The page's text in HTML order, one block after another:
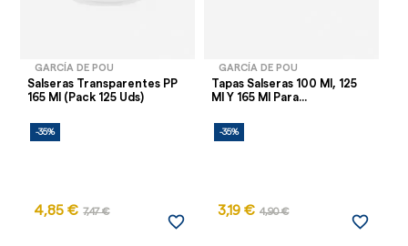
GARCÍA DE POU
Salseras Transparentes PP
165 Ml (Pack 125 Uds)
-35%
4,85 € 7,47 €
favorite_border
GARCÍA DE POU
Tapas Salseras 100 Ml, 125
Ml Y 165 Ml Para...
-35%
3,19 € 4,90 €
favorite_border